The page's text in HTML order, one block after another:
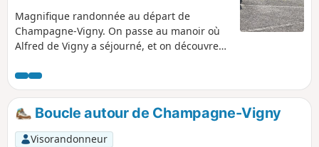
Magnifique randonnée au départ de
Champagne-Vigny. On passe au manoir où
Alfred de Vigny a séjourné, et on découvre
Christophe) et de nombreux points de vue
panoramiques (à couper le souffle) sur les
coteaux du Blanzacais.
Boucle autour de Champagne-Vigny
Visorandonneur